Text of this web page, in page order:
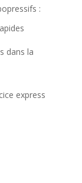
:
dans la
express